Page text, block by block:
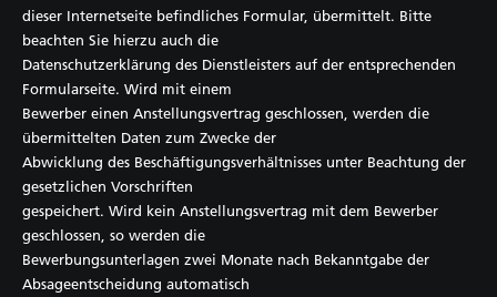
dieser Internetseite befindliches Formular, übermittelt. Bitte
beachten Sie hierzu auch die
Datenschutzerklärung des Dienstleisters auf der entsprechenden
Formularseite. Wird mit einem
Bewerber einen Anstellungsvertrag geschlossen, werden die
übermittelten Daten zum Zwecke der
Abwicklung des Beschäftigungsverhältnisses unter Beachtung der
gesetzlichen Vorschriften
gespeichert. Wird kein Anstellungsvertrag mit dem Bewerber
geschlossen, so werden die
Bewerbungsunterlagen zwei Monate nach Bekanntgabe der
Absageentscheidung automatisch